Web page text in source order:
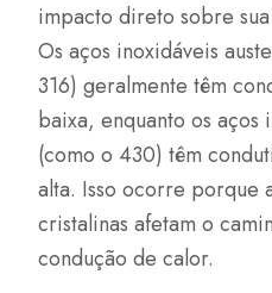
impacto direto sobre
Os aços inoxidáveis
316) geralmente têm
baixa, enquanto os
(como o 430) têm
alta. Isso ocorre porque
cristalinas afetam o
condução de calor.